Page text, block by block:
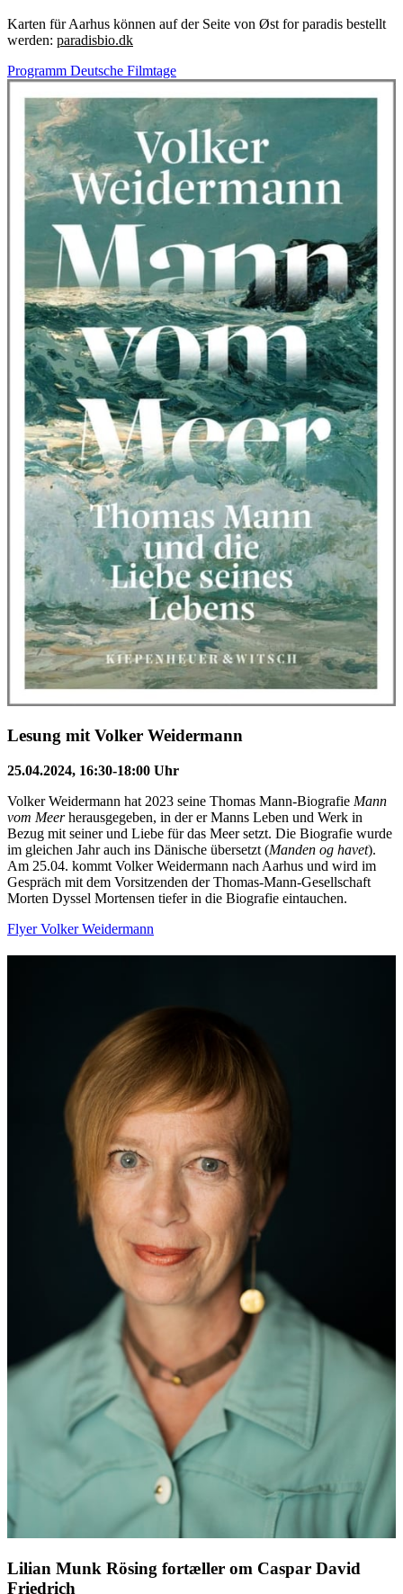
Karten für Aarhus können auf der Seite von Øst for paradis bestellt
werden: paradisbio.dk
Programm Deutsche Filmtage
Lesung mit Volker Weidermann
25.04.2024, 16:30-18:00 Uhr
Volker Weidermann hat 2023 seine Thomas Mann-Biografie Mann
vom Meerherausgegeben, in der er Manns Leben und Werk in
Bezug mit seiner und Liebe für das Meer setzt. Die Biografie wurde
im gleichen Jahr auch ins Dänische übersetzt (Manden og havet).
Am 25.04. kommt Volker Weidermann nach Aarhus und wird im
Gespräch mit dem Vorsitzenden der Thomas-Mann-Gesellschaft
Morten Dyssel Mortensen tiefer in die Biografie eintauchen.
Flyer Volker Weidermann
Lilian Munk Rösing fortæller om Caspar David
Friedrich